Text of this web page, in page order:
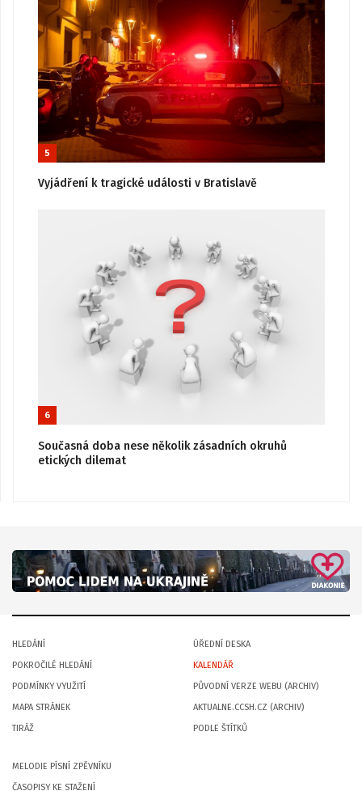
5
Vyjádření k tragické události v Bratislavě
6
Současná doba nese několik zásadních okruhů
etických dilemat
HLEDÁNÍ
POKROČILÉ HLEDÁNÍ
PODMÍNKY VYUŽITÍ
MAPA STRÁNEK
TIRÁŽ
ÚŘEDNÍ DESKA
KALENDÁŘ
PŮVODNÍ VERZE WEBU (ARCHIV)
AKTUALNE.CCSH.CZ (ARCHIV)
PODLE ŠTÍTKŮ
MELODIE PÍSNÍ ZPĚVNÍKU
ČASOPISY KE STAŽENÍ